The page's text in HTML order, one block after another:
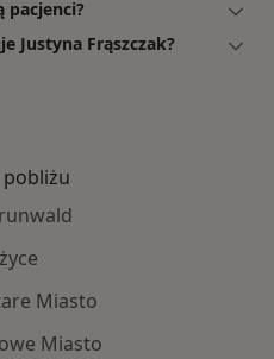
pacjenci?
Justyna Frąszczak?
Miasto
Miasto